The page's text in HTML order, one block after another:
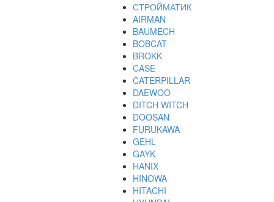
СТРОЙМАТИК
AIRMAN
BAUMECH
BOBCAT
BROKK
CASE
CATERPILLAR
DAEWOO
DITCH WITCH
DOOSAN
FURUKAWA
GEHL
GAYK
HANIX
HINOWA
HITACHI